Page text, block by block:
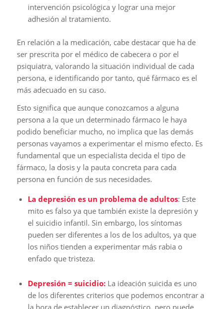
intervención psicológica y lograr una mejor
adhesión al tratamiento.
En relación a la medicación, cabe destacar que ha de
ser prescrita por el médico de cabecera o por el
psiquiatra, valorando la situación individual de cada
persona, e identificando por tanto, qué fármaco es el
más adecuado en su caso.
Esto significa que aunque conozcamos a alguna
persona a la que un determinado fármaco le haya
podido beneficiar mucho, no implica que las demás
personas vayamos a experimentar el mismo efecto. Es
fundamental que un especialista decida el tipo de
fármaco, la dosis y la pauta concreta para cada
persona en función de sus necesidades.
La depresión es un problema de adultos: Este
mito es falso ya que también existe la depresión y
el suicidio infantil. Sin embargo, los síntomas
pueden ser diferentes a los de los adultos, ya que
los niños tienden a experimentar más rabia o
enfado que tristeza.
Depresión = suicidio:La ideación suicida es uno
de los diferentes criterios que podemos encontrar a